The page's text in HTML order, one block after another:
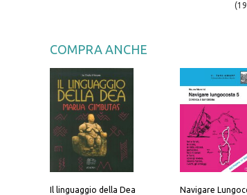
COMPRA ANCHE
Il linguaggio della Dea